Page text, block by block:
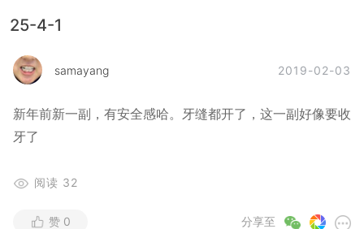
25-4-1
samayang 2019-02-03
新年前新一副，有安全感哈。牙缝都开了，这一副好像要收
牙了
阅读 32
分享至
赞 0